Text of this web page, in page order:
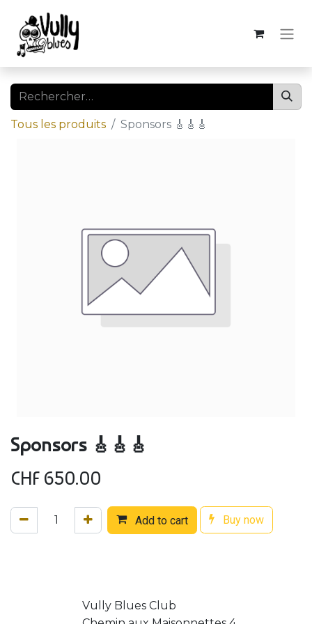
Tous les produits Sponsors 🎸🎸🎸
Sponsors 🎸🎸🎸
CHF 650.00
Add to cart Buy now
Vully Blues Club